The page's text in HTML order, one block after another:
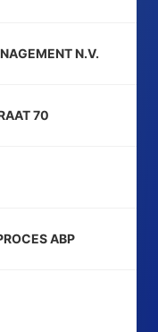
N.V.
70
ABP